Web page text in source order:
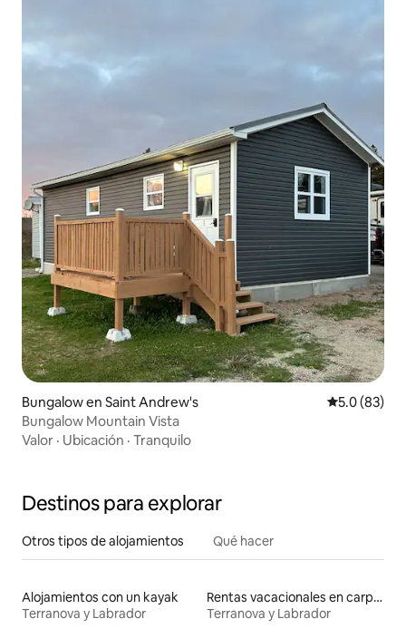
Bungalow en Saint Andrew's Calificación
5.0 (83)
Bungalow Mountain Vista
Valor · Ubicación · Tranquilo
Destinos para explorar
Otros tipos de alojamientos Qué hacer
Alojamientos con un kayak
Terranova y Labrador
Rentas vacacionales en carpas
Terranova y Labrador